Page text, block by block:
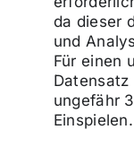
da dieser
und
Für einen
ungefähr
Einspielen.